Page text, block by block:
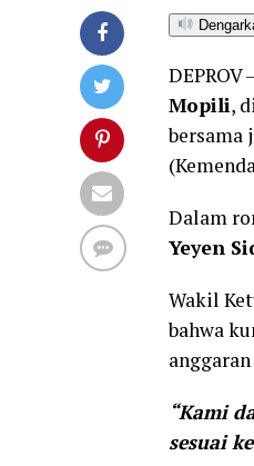
Mopili,
bersama
Dalam
Yeyen
Wakil
bahwa
“Kami
sesuai